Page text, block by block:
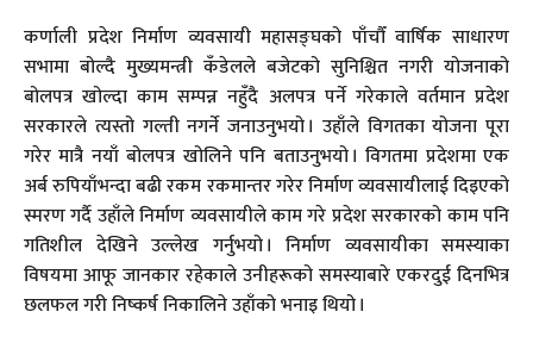
कर्णाली प्रदेश निर्माण व्यवसायी महासङ्घको पाँचौँ वार्षिक साधारण
सभामा बोल्दै मुख्यमन्त्री कँडेलले बजेटको सुनिश्चित नगरी योजनाको
बोलपत्र खोल्दा काम सम्पन्न नहुँदै अलपत्र पर्ने गरेकाले वर्तमान प्रदेश
सरकारले त्यस्तो गल्ती नगर्ने जनाउनुभयो । उहाँले विगतका योजना पूरा
गरेर मात्रै नयाँ बोलपत्र खोलिने पनि बताउनुभयो । विगतमा प्रदेशमा एक
अर्ब रुपियाँभन्दा बढी रकम रकमान्तर गरेर निर्माण व्यवसायीलाई दिइएको
स्मरण गर्दै उहाँले निर्माण व्यवसायीले काम गरे प्रदेश सरकारको काम पनि
गतिशील देखिने उल्लेख गर्नुभयो । निर्माण व्यवसायीका समस्याका
विषयमा आफू जानकार रहेकाले उनीहरूको समस्याबारे एकरदुई दिनभित्र
छलफल गरी निष्कर्ष निकालिने उहाँको भनाइ थियो ।